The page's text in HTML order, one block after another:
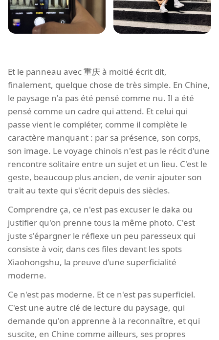
Et le panneau avec 重庆 à moitié écrit dit,
finalement, quelque chose de très simple. En Chine,
le paysage n'a pas été pensé comme nu. Il a été
pensé comme un cadre qui attend. Et celui qui
passe vient le compléter, comme il complète le
caractère manquant : par sa présence, son corps,
son image. Le voyage chinois n'est pas le récit d'une
rencontre solitaire entre un sujet et un lieu. C'est le
geste, beaucoup plus ancien, de venir ajouter son
trait au texte qui s'écrit depuis des siècles.
Comprendre ça, ce n'est pas excuser le daka ou
justifier qu'on prenne tous la même photo. C'est
juste s'épargner le réflexe un peu paresseux qui
consiste à voir, dans ces files devant les spots
Xiaohongshu, la preuve d'une superficialité
moderne.
Ce n'est pas moderne. Et ce n'est pas superficiel.
C'est une autre clé de lecture du paysage, qui
demande qu'on apprenne à la reconnaître, et qui
suscite, en Chine comme ailleurs, ses propres